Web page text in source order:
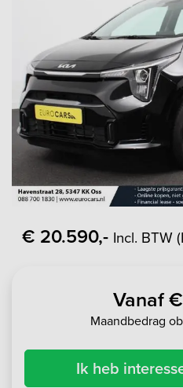
€ 20.590,- Incl. BTW
Vanaf
Maandbedrag
Ik heb